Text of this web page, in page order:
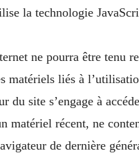
la technologie
ne pourra être tenu
matériels liés à
du site s’engage à
matériel récent, ne
de dernière